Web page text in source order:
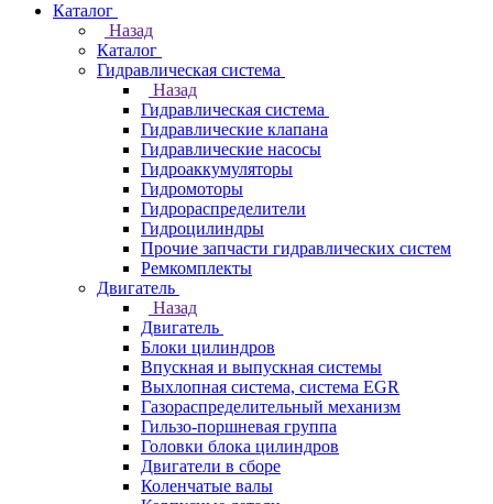
Каталог
Назад
Каталог
Гидравлическая система
Назад
Гидравлическая система
Гидравлические клапана
Гидравлические насосы
Гидроаккумуляторы
Гидромоторы
Гидрораспределители
Гидроцилиндры
Прочие запчасти гидравлических систем
Ремкомплекты
Двигатель
Назад
Двигатель
Блоки цилиндров
Впускная и выпускная системы
Выхлопная система, система EGR
Газораспределительный механизм
Гильзо-поршневая группа
Головки блока цилиндров
Двигатели в сборе
Коленчатые валы